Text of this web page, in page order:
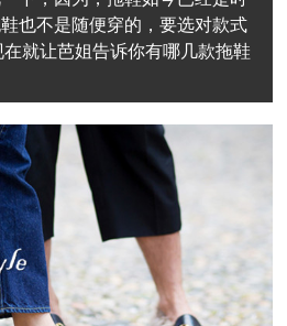
也不是随便穿的，要选对款式
在就让芭姐告诉你有哪几款拖鞋